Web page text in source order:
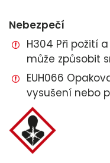
Nebezpečí
H304 Při požití
může způsobit
EUH066
vysušení nebo